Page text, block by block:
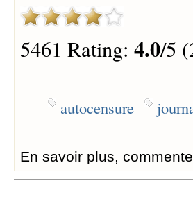
5461 Rating: 4.0/5
autocensure
En savoir plus,